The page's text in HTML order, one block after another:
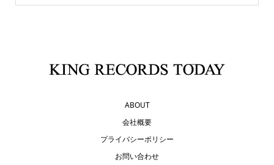
ABOUT
会社概要
プライバシーポリシー
お問い合わせ